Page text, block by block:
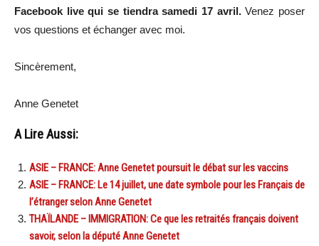
Facebook live qui se tiendra samedi 17 avril.Venez poser
vos questions et échanger avec moi.
Sincèrement,
Anne Genetet
A Lire Aussi:
ASIE – FRANCE: Anne Genetet poursuit le débat sur les vaccins
ASIE – FRANCE: Le 14 juillet, une date symbole pour les Français de
l’étranger selon Anne Genetet
THAÏLANDE – IMMIGRATION: Ce que les retraités français doivent
savoir, selon la député Anne Genetet